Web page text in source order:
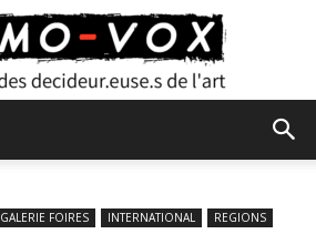
GALERIE FOIRES INTERNATIONAL REGIONS